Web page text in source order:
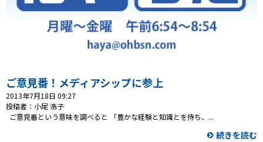
ニュース
プレゼント
コンテンツ・アプリ
ご意見番！メディアシップに参上
2013年7月18日 09:27
投稿者：小尾 浩子
ご意見番という意味を調べると 「豊かな経験と知識とを持ち、...
続きを読む